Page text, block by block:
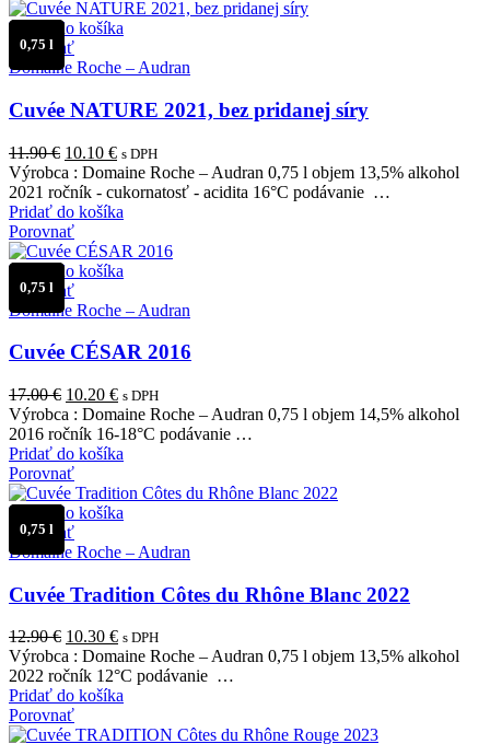
Pridať do košíka
Porovnať
Domaine Roche – Audran
Cuvée NATURE 2021, bez pridanej síry
11.90€ Pôvodná
cena
bola:
11.90 €.
10.10 €Aktuálna
cena
je:
10.10 €.
s DPH
0,75 l
Výrobca : Domaine Roche – Audran 0,75 l objem 13,5% alkohol
2021 ročník - cukornatosť - acidita 16°C podávanie …
Pridať do košíka
Porovnať
Pridať do košíka
Porovnať
Domaine Roche – Audran
Cuvée CÉSAR 2016
17.00€ Pôvodná
cena
bola:
17.00 €.
10.20 €Aktuálna
cena
je:
10.20 €.
s DPH
0,75 l
Výrobca : Domaine Roche – Audran 0,75 l objem 14,5% alkohol
2016 ročník 16-18°C podávanie …
Pridať do košíka
Porovnať
Pridať do košíka
Porovnať
Domaine Roche – Audran
Cuvée Tradition Côtes du Rhône Blanc 2022
12.90€ Pôvodná
cena
bola:
12.90 €.
10.30 €Aktuálna
cena
je:
10.30 €.
s DPH
0,75 l
Výrobca : Domaine Roche – Audran 0,75 l objem 13,5% alkohol
2022 ročník 12°C podávanie …
Pridať do košíka
Porovnať